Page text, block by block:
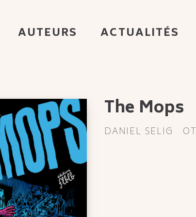
AUTEURS ACTUALITÉS
The Mops
DANIEL SELIG